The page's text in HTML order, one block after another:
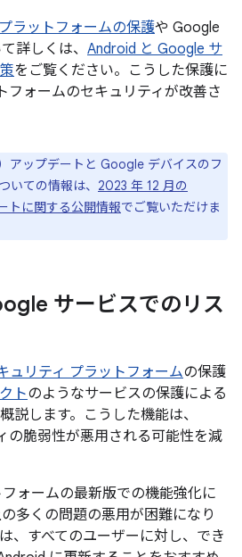
ラットフォームの保護や Google
詳しくは、 Android と Google サ
をご覧ください。こうした保護に
フォームのセキュリティが改善さ
アップデートと Google デバイスのフ
いての情報は、 2023 年 12 月の
トに関する公開情報でご覧いただけま
サービスでのリス
ュリティ プラットフォームの保護
トのようなサービスの保護による
説します。こうした機能は、
の脆弱性が悪用される可能性を減
ォームの最新版での機能強化に
多くの問題の悪用が困難になり
、すべてのユーザーに対し、でき